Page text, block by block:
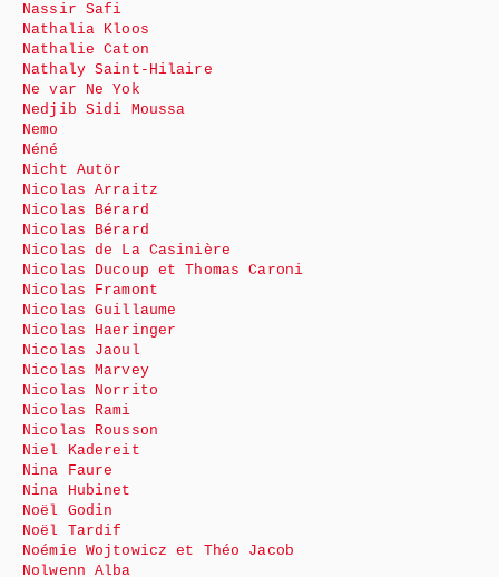
Nassir Safi
Nathalia Kloos
Nathalie Caton
Nathaly Saint-Hilaire
Ne var Ne Yok
Nedjib Sidi Moussa
Nemo
Néné
Nicht Autör
Nicolas Arraitz
Nicolas Bérard
Nicolas Bérard
Nicolas de La Casinière
Nicolas Ducoup et Thomas Caroni
Nicolas Framont
Nicolas Guillaume
Nicolas Haeringer
Nicolas Jaoul
Nicolas Marvey
Nicolas Norrito
Nicolas Rami
Nicolas Rousson
Niel Kadereit
Nina Faure
Nina Hubinet
Noël Godin
Noël Tardif
Noémie Wojtowicz et Théo Jacob
Nolwenn Alba